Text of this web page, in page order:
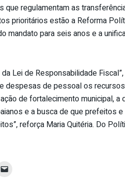
regulamentam as
prioritários estão a Reforma
mandato para seis anos e a
Lei de Responsabilidade
despesas de pessoal os
de fortalecimento municipal,
e a busca de que prefeitos
reforça Maria Quitéria. Do